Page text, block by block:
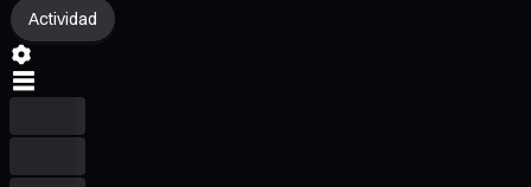
Actividad